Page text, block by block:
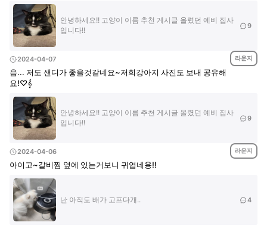
안녕하세요!! 고양이 이름 추천 게시글 올렸던 예비 집사
입니다!!
9
2024-04-07 라운지
음... 저도 샌디가 좋을것같네요~저희강아지 사진도 보내 공유해
요!♡𝄞
안녕하세요!! 고양이 이름 추천 게시글 올렸던 예비 집사
입니다!!
9
2024-04-06 라운지
아이고~갈비찜 옆에 있는거보니 귀엽네용!!
난 아직도 배가 고프다개.. 4